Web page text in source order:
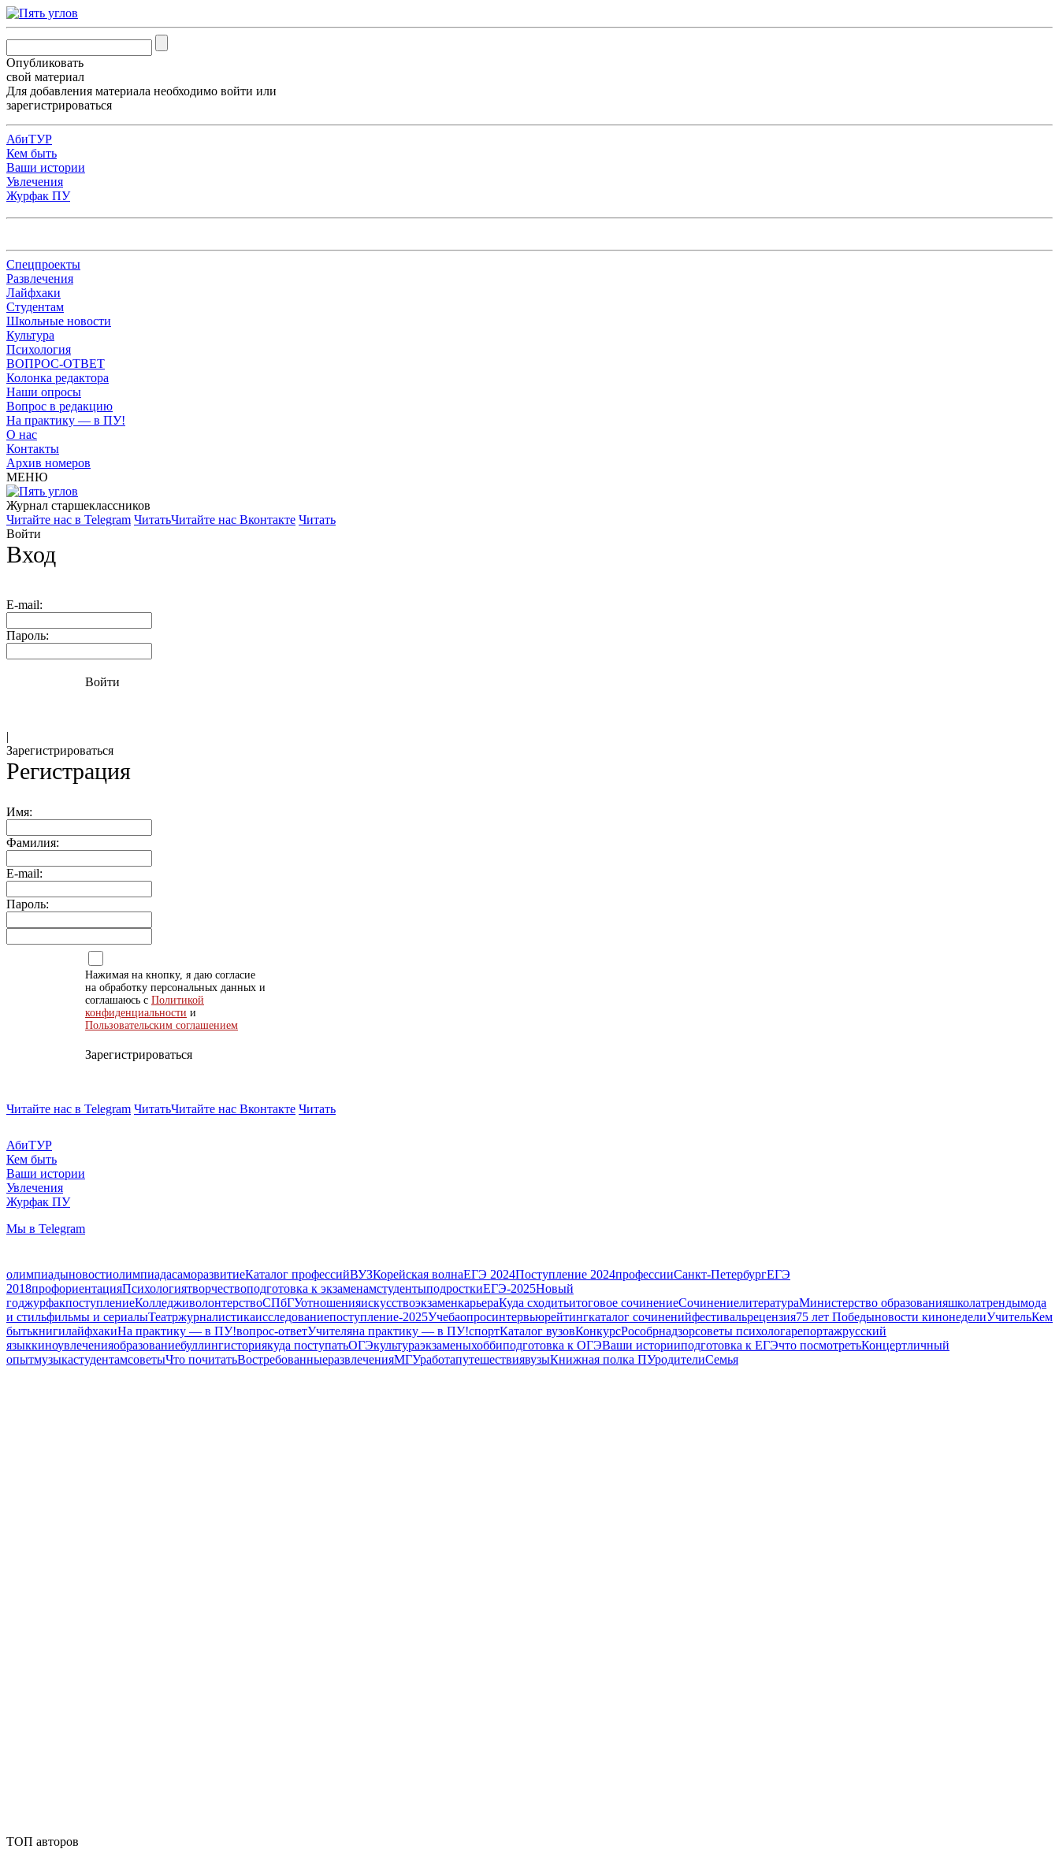
Опубликовать
свой материал
Для добавления материала необходимо войти или
зарегистрироваться
АбиТУР
Кем быть
Ваши истории
Увлечения
Журфак ПУ
Спецпроекты
Развлечения
Лайфхаки
Студентам
Школьные новости
Культура
Психология
ВОПРОС-ОТВЕТ
Колонка редактора
Наши опросы
Вопрос в редакцию
На практику — в ПУ!
О нас
Контакты
Архив номеров
МЕНЮ
Журнал старшекласcников
Читайте нас в Telegram ЧитатьЧитайте нас Вконтакте Читать
Войти
Вход
E-mail:
Пароль:
Войти
|
Зарегистрироваться
Регистрация
Имя:
Фамилия:
E-mail:
Пароль:
Нажимая на кнопку, я даю согласие
на обработку персональных данных и
соглашаюсь с Политикой
конфиденциальности и
Пользовательским соглашением
Зарегистрироваться
Читайте нас в Telegram ЧитатьЧитайте нас Вконтакте Читать
АбиТУР
Кем быть
Ваши истории
Увлечения
Журфак ПУ
Мы в Telegram
олимпиадыновостиолимпиадасаморазвитиеКаталог профессийВУЗКорейская волнаЕГЭ 2024Поступление 2024профессииСанкт-ПетербургЕГЭ
2018профориентацияПсихологиятворчествоподготовка к экзаменамстудентыподросткиЕГЭ-2025Новый
годжурфакпоступлениеКолледживолонтерствоСПбГУотношенияискусствоэкзаменкарьераКуда сходитьитоговое сочинениеСочинениелитератураМинистерство образованияшколатрендымода
и стильфильмы и сериалыТеатржурналистикаисследованиепоступление-2025Учебаопросинтервьюрейтингкаталог сочиненийфестивальрецензия75 лет Победыновости кинонеделиУчительКем
бытькнигилайфхакиНа практику — в ПУ!вопрос-ответУчителяна практику — в ПУ!спортКаталог вузовКонкурсРособрнадзорсоветы психологарепортажрусский
языккиноувлеченияобразованиебуллингисториякуда поступатьОГЭкультураэкзаменыхоббиподготовка к ОГЭВаши историиподготовка к ЕГЭчто посмотретьКонцертличный
опытмузыкастудентамсоветыЧто почитатьВостребованныеразвлеченияМГУработапутешествиявузыКнижная полка ПУродителиСемья
ТОП авторов